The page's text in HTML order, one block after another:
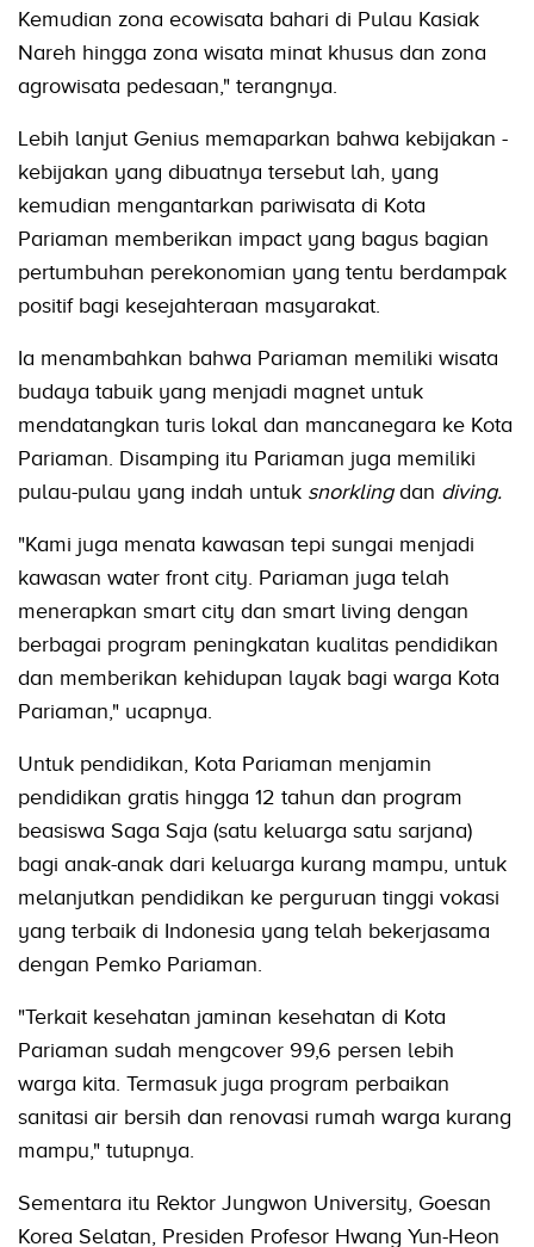
Kemudian zona ecowisata bahari di Pulau Kasiak
Nareh hingga zona wisata minat khusus dan zona
agrowisata pedesaan," terangnya.
Lebih lanjut Genius memaparkan bahwa kebijakan -
kebijakan yang dibuatnya tersebut lah, yang
kemudian mengantarkan pariwisata di Kota
Pariaman memberikan impact yang bagus bagian
pertumbuhan perekonomian yang tentu berdampak
positif bagi kesejahteraan masyarakat.
Ia menambahkan bahwa Pariaman memiliki wisata
budaya tabuik yang menjadi magnet untuk
mendatangkan turis lokal dan mancanegara ke Kota
Pariaman. Disamping itu Pariaman juga memiliki
pulau-pulau yang indah untuk snorkling dan diving.
"Kami juga menata kawasan tepi sungai menjadi
kawasan water front city. Pariaman juga telah
menerapkan smart city dan smart living dengan
berbagai program peningkatan kualitas pendidikan
dan memberikan kehidupan layak bagi warga Kota
Pariaman," ucapnya.
Untuk pendidikan, Kota Pariaman menjamin
pendidikan gratis hingga 12 tahun dan program
beasiswa Saga Saja (satu keluarga satu sarjana)
bagi anak-anak dari keluarga kurang mampu, untuk
melanjutkan pendidikan ke perguruan tinggi vokasi
yang terbaik di Indonesia yang telah bekerjasama
dengan Pemko Pariaman.
"Terkait kesehatan jaminan kesehatan di Kota
Pariaman sudah mengcover 99,6 persen lebih
warga kita. Termasuk juga program perbaikan
sanitasi air bersih dan renovasi rumah warga kurang
mampu," tutupnya.
Sementara itu Rektor Jungwon University, Goesan
Korea Selatan, Presiden Profesor Hwang Yun-Heon